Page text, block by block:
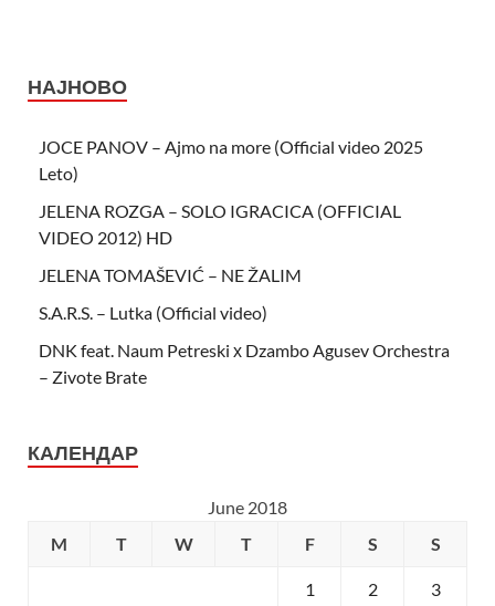
НАЈНОВО
JOCE PANOV – Ajmo na more (Official video 2025
Leto)
JELENA ROZGA – SOLO IGRACICA (OFFICIAL
VIDEO 2012) HD
JELENA TOMAŠEVIĆ – NE ŽALIM
S.A.R.S. – Lutka (Official video)
DNK feat. Naum Petreski х Dzambo Agusev Orchestra
– Zivote Brate
КАЛЕНДАР
June 2018
M
T W T F S S
1 2 3